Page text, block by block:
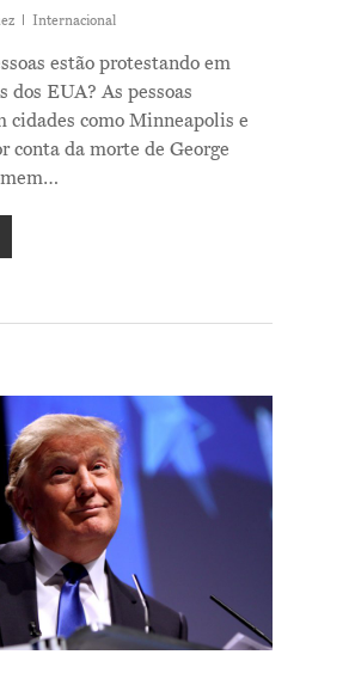
Internacional
estão protestando em
dos EUA? As pessoas
cidades como Minneapolis e
conta da morte de George